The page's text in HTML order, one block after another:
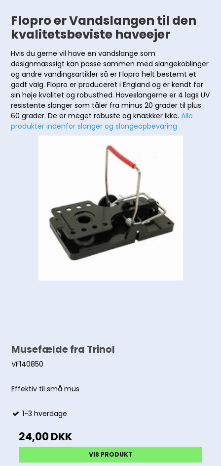
Flopro er Vandslangen til den
kvalitetsbeviste haveejer
Hvis du gerne vil have en vandslange som
designmæssigt kan passe sammen med slangekoblinger
og andre vandingsartikler så er Flopro helt bestemt et
godt valg. Flopro er produceret i England og er kendt for
sin høje kvalitet og robusthed. Haveslangerne er 4 lags UV
resistente slanger som tåler fra minus 20 grader til plus
60 grader. De er meget robuste og knækker ikke.Alle
produkter indenfor slanger og slangeopbevaring
Musefælde fra Trinol
VF140850
Effektiv til små mus
1-3 hverdage
24,00 DKK
VIS PRODUKT